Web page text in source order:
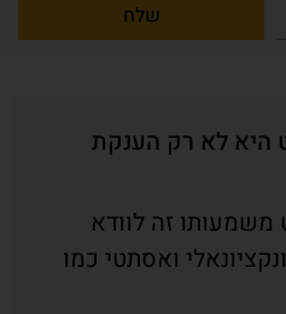
שלח
היא לא רק הענקת
זה לוודא
ואסתטי כמו